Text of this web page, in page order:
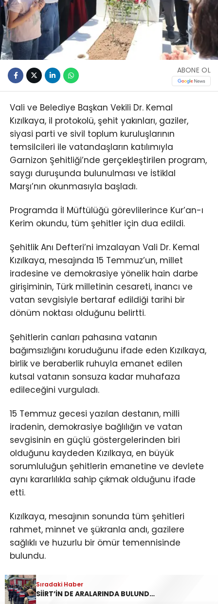
ABONE OL
Vali ve Belediye Başkan Vekili Dr. Kemal
Kızılkaya, il protokolü, şehit yakınları, gaziler,
siyasi parti ve sivil toplum kuruluşlarının
temsilcileri ile vatandaşların katılımıyla
Garnizon Şehitliği’nde gerçekleştirilen program,
saygı duruşunda bulunulması ve İstiklal
Marşı’nın okunmasıyla başladı.
Programda İl Müftülüğü görevlilerince Kur’an-ı
Kerim okundu, tüm şehitler için dua edildi.
Şehitlik Anı Defteri’ni imzalayan Vali Dr. Kemal
Kızılkaya, mesajında 15 Temmuz’un, millet
iradesine ve demokrasiye yönelik hain darbe
girişiminin, Türk milletinin cesareti, inancı ve
vatan sevgisiyle bertaraf edildiği tarihi bir
dönüm noktası olduğunu belirtti.
Şehitlerin canları pahasına vatanın
bağımsızlığını koruduğunu ifade eden Kızılkaya,
birlik ve beraberlik ruhuyla emanet edilen
kutsal vatanın sonsuza kadar muhafaza
edileceğini vurguladı.
15 Temmuz gecesi yazılan destanın, milli
iradenin, demokrasiye bağlılığın ve vatan
sevgisinin en güçlü göstergelerinden biri
olduğunu kaydeden Kızılkaya, en büyük
sorumluluğun şehitlerin emanetine ve devlete
aynı kararlılıkla sahip çıkmak olduğunu ifade
etti.
Kızılkaya, mesajının sonunda tüm şehitleri
rahmet, minnet ve şükranla andı, gazilere
sağlıklı ve huzurlu bir ömür temennisinde
bulundu.
Programın ardından Vali Kızılkaya ve
beraberindeki protokol üyeleri şehit kabirlerini
Sıradaki Haber
SİİRT’İN DE ARALARINDA BULUNDUĞU 45 İLDE YASA DIŞI BAHİS OPERASYONU: 190 GÖZALTI